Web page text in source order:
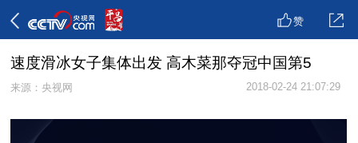
赞
速度滑冰女子集体出发 高木菜那夺冠中国第5
来源：央视网 2018-02-24 21:07:29